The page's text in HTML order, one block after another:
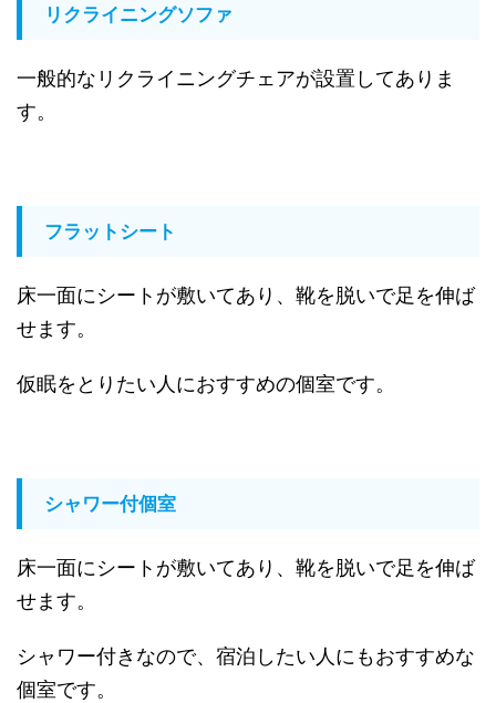
リクライニングソファ
一般的なリクライニングチェアが設置してありま
す。
フラットシート
床一面にシートが敷いてあり、靴を脱いで足を伸ば
せます。
仮眠をとりたい人におすすめの個室です。
シャワー付個室
床一面にシートが敷いてあり、靴を脱いで足を伸ば
せます。
シャワー付きなので、宿泊したい人にもおすすめな
個室です。